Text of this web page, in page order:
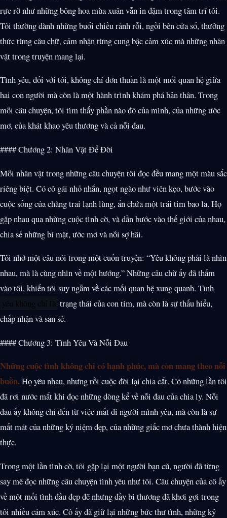
rực rỡ như những bông hoa mùa xuân vẫn in đậm trong tâm trí tôi.
Tôi thường dành những buổi chiều rảnh rỗi, ngồi bên cửa sổ, thưởng
thức từng câu chữ, cảm nhận từng cung bậc cảm xúc mà những nhân
vật trong truyện mang lại.
Tình yêu, đối với tôi, không chỉ đơn thuần là một mối quan hệ giữa
hai con người mà còn là một hành trình khám phá bản thân. Trong
mỗi câu chuyện, tôi tìm thấy phần nào đó của mình, của những ước
mơ, của khát khao yêu thương và cả nỗi đau.
#### Chương 2: Nhân Vật Để Đời
Mỗi nhân vật trong những câu chuyện tôi đọc đều mang một màu sắc
riêng biệt. Có cô gái nhỏ nhắn, ngọt ngào như viên kẹo, bước vào
cuộc sống của chàng trai lạnh lùng, ẩn chứa một trái tim bao la. Họ
gặp nhau qua những cuộc tình cờ, và dần bước vào thế giới của nhau,
chia sẻ những bí mật, ước mơ và nỗi sợ hãi.
Tôi nhớ một câu nói trong một cuốn truyện: “Yêu không phải là nhìn
nhau, mà là cùng nhìn về một hướng.” Những câu chữ ấy đã thấm
vào tôi, khiến tôi suy ngẫm về các mối quan hệ xung quanh. Tình
yêu không chỉ là trạng thái của con tim, mà còn là sự thấu hiểu,
chấp nhận và san sẻ.
#### Chương 3: Tình Yêu Và Nỗi Đau
Những cuộc tình không chỉ có hạnh phúc, mà còn mang theo nỗi
buồn.Họ yêu nhau, nhưng rồi cuộc đời lại chia cắt. Có những lần tôi
đã rơi nước mắt khi đọc những dòng kể về nỗi đau của chia ly. Nỗi
đau ấy không chỉ đến từ việc mất đi người mình yêu, mà còn là sự
mất mát của những kỷ niệm đẹp, của những giấc mơ chưa thành hiện
thực.
Trong một lần tình cờ, tôi gặp lại một người bạn cũ, người đã từng
say mê đọc những câu chuyện tình yêu như tôi. Câu chuyện của cô ấy
về một mối tình đầu đẹp đẽ nhưng đầy bi thương đã khơi gợi trong
tôi nhiều cảm xúc. Cô ấy đã giữ lại những bức thư tình, những kỷ